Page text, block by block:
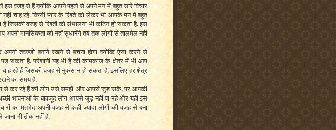
इस वजह से हैं क्योंकि आपने पहले से अपने मन में बहुत सारे विचार
चाह रहे. किसी प्यार के रिश्ते को लेकर भी आपके मन में बहुत
है जिसकी वजह से रिश्तों को संभालना भी कठिन हो सकता है. इस
मानसिकता को नहीं सुधारेंगे तब तक लोगों से तालमेल नहीं
तवज्जो बनाये रखने से बचना होगा क्योंकि ऐसा करने से
पड़ सकता है. परेशानी यह भी है की कामकाज के क्षेत्र में भी आप
रहे हैं जिसकी वजह से नुकसान हो सकता है, इसलिए हर क्षेत्र
का समय है.
से कर रहे हैं की लोग उसे समझें और आपसे जुड़ सकें, पर आपकी
भावनाओं के बावजूद लोग आपसे जुड़ नहीं पा रहे और यही इस
का मतभेद अपनी वजह से कहीं ज्यादा लोगों की वजह से बना
भी ठीक नहीं है.